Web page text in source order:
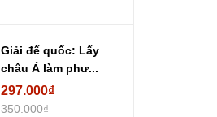
Giải đế quốc: Lấy
châu Á làm phư...
297.000₫
350.000₫